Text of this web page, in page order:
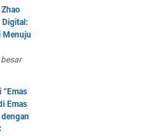
Digital:
Menuju
Emas